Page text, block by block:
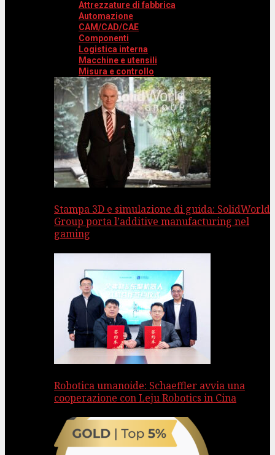
Attrezzature di fabbrica
Automazione
CAM/CAD/CAE
Componenti
Logistica interna
Macchine e utensili
Misura e controllo
Stampa 3D e simulazione di guida: SolidWorld
Group porta l’additive manufacturing nel
gaming
Robotica umanoide: Schaeffler avvia una
cooperazione con Leju Robotics in Cina